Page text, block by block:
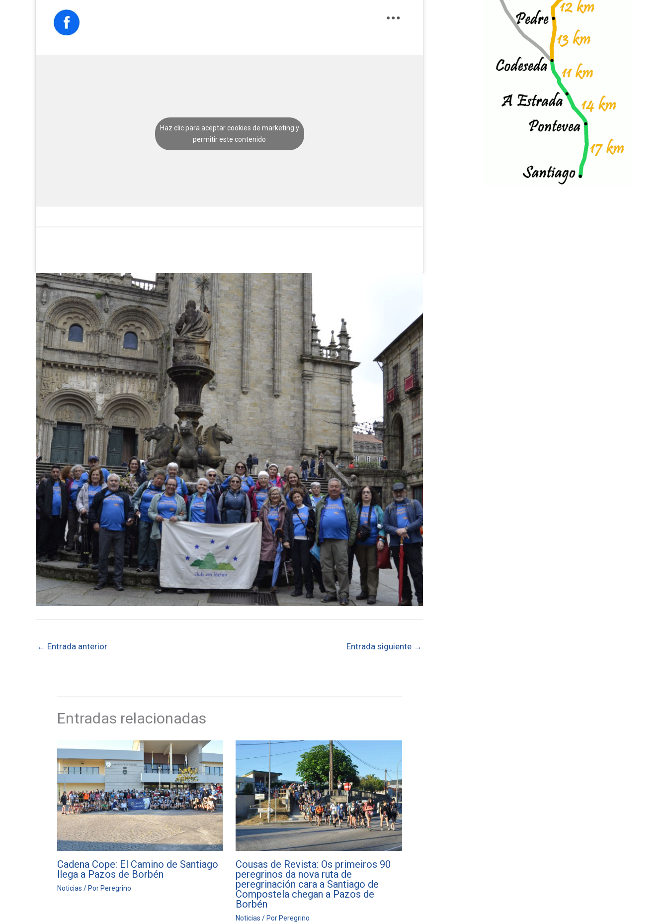
Haz clic para aceptar cookies de marketing y
permitir este contenido
← Entrada anterior Entrada siguiente →
Entradas relacionadas
Cadena Cope: El Camino de Santiago
llega a Pazos de Borbén
Noticias / Por Peregrino
Cousas de Revista: Os primeiros 90
peregrinos da nova ruta de
peregrinación cara a Santiago de
Compostela chegan a Pazos de
Borbén
Noticias / Por Peregrino